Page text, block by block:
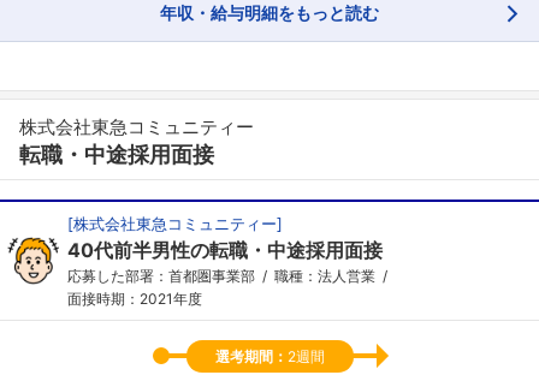
年収・給与明細をもっと読む
株式会社東急コミュニティー
転職・中途採用面接
[株式会社東急コミュニティー]
40代前半男性の転職・中途採用面接
応募した部署：首都圏事業部
職種：法人営業
面接時期：2021年度
選考期間： 2週間